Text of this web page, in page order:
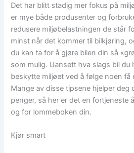
Det har blitt stadig mer fokus på
er mye både produsenter og
redusere miljøbelastningen de står
minst når det kommer til bilkjøring,
du kan ta for å gjøre bilen din så
som mulig. Uansett hva slags bil du
beskytte miljøet ved å følge noen få
Mange av disse tipsene hjelper deg
penger, så her er det en fortjeneste
og for lommeboken din.
Kjør smart